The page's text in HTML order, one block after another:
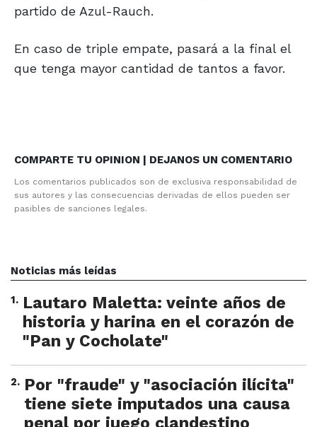
partido de Azul-Rauch.
En caso de triple empate, pasará a la final el
que tenga mayor cantidad de tantos a favor.
COMPARTE TU OPINION | DEJANOS UN COMENTARIO
Los comentarios publicados son de exclusiva responsabilidad de
sus autores y las consecuencias derivadas de ellos pueden ser
pasibles de sanciones legales.
Noticias más leídas
1. Lautaro Maletta: veinte años de
historia y harina en el corazón de
"Pan y Cocholate"
2. Por "fraude" y "asociación ilícita"
tiene siete imputados una causa